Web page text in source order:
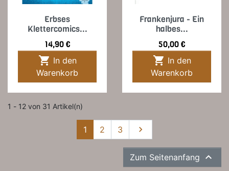
Erbses
Klettercomics...
Preis
14,90 €

Warenkorb
Frankenjura - Ein
halbes...
Preis
50,00 €

Warenkorb
1 - 12 von 31 Artikel(n)
1 2 3 Weiter

Zum Seitenanfang 